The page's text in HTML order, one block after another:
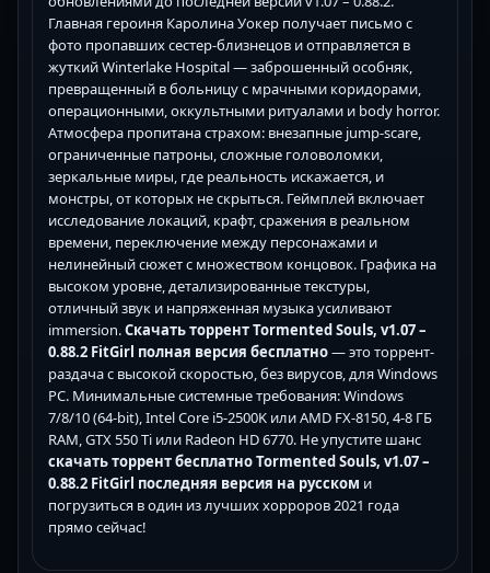
Главная героиня Каролина Уокер получает письмо с
фото пропавших сестер-близнецов и отправляется в
жуткий Winterlake Hospital — заброшенный особняк,
превращенный в больницу с мрачными коридорами,
операционными, оккультными ритуалами и body horror.
Атмосфера пропитана страхом: внезапные jump-scare,
ограниченные патроны, сложные головоломки,
зеркальные миры, где реальность искажается, и
монстры, от которых не скрыться. Геймплей включает
исследование локаций, крафт, сражения в реальном
времени, переключение между персонажами и
нелинейный сюжет с множеством концовок. Графика на
высоком уровне, детализированные текстуры,
отличный звук и напряженная музыка усиливают
immersion.Скачать торрент Tormented Souls, v1.07 –
0.88.2 FitGirl полная версия бесплатно— это торрент-
раздача с высокой скоростью, без вирусов, для Windows
PC. Минимальные системные требования: Windows
7/8/10 (64-bit), Intel Core i5-2500K или AMD FX-8150, 4-8 ГБ
RAM, GTX 550 Ti или Radeon HD 6770. Не упустите шанс
скачать торрент бесплатно Tormented Souls, v1.07 –
0.88.2 FitGirl последняя версия на русском и
погрузиться в один из лучших хорроров 2021 года
прямо сейчас!